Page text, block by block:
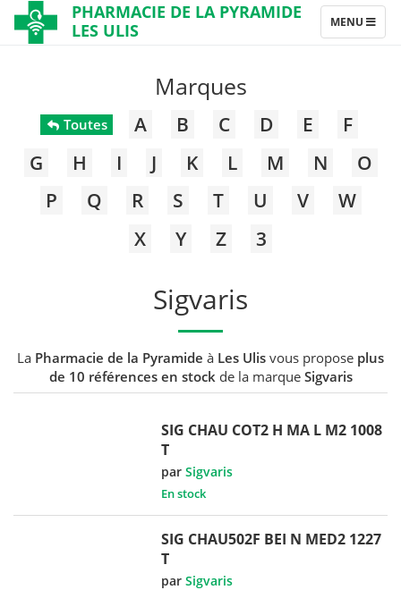
PHARMACIE DE LA PYRAMIDE
LES ULIS
TOGGLE
NAVIGATION
MENU
Marques
Toutes A B C D E
F
G
H I J K L M N
O
P
Q R S T U V
W
X
Y Z 3
Sigvaris
La Pharmacie de la Pyramide à Les Ulis vous propose plus
de 10 références en stock de la marque Sigvaris
SIG CHAU COT2 H MA L M2 1008
T
parSigvaris
En stock
SIG CHAU502F BEI N MED2 1227
T
parSigvaris